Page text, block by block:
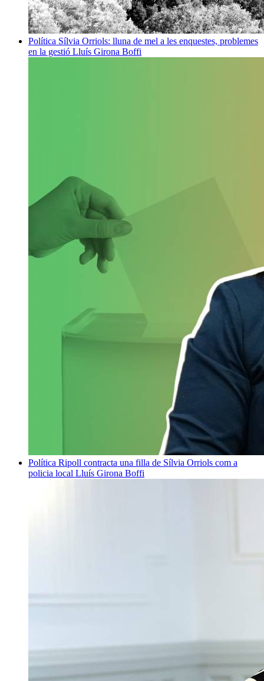
Política Sílvia Orriols: lluna de mel a les enquestes, problemes
en la gestió Lluís Girona Boffi
Política Ripoll contracta una filla de Sílvia Orriols com a
policia local Lluís Girona Boffi